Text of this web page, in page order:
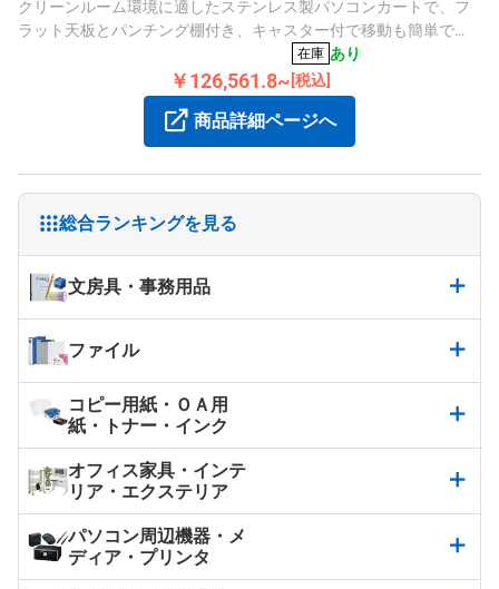
総合ランキングを見る
文房具・事務用品
ファイル
コピー用紙・ＯＡ用
紙・トナー・インク
オフィス家具・インテ
リア・エクステリア
パソコン周辺機器・メ
ディア・プリンタ
クリーンルーム環境に適したステンレス製パソコンカートで、フ
ラット天板とパンチング棚付き、キャスター付で移動も簡単で
在庫 あり
￥126,561.8~ [税込]
商品詳細ページへ